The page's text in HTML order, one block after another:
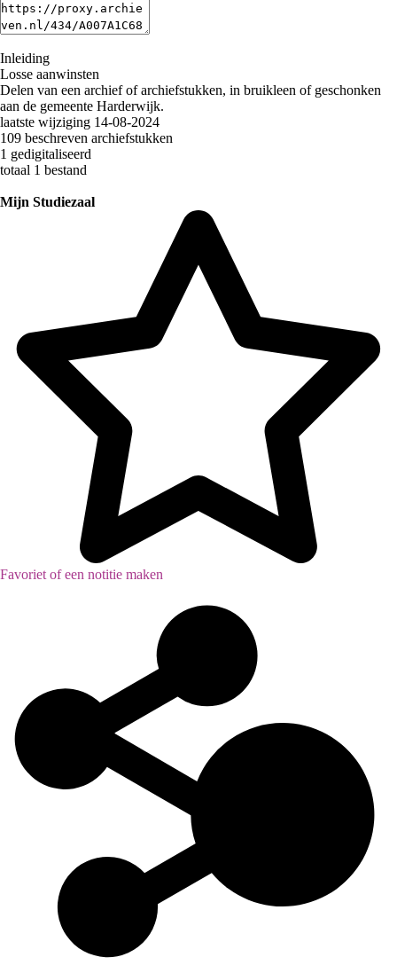
Inleiding
Losse aanwinsten
Delen van een archief of archiefstukken, in bruikleen of geschonken
aan de gemeente Harderwijk.
laatste wijziging 14-08-2024
109 beschreven archiefstukken
1 gedigitaliseerd
totaal 1 bestand
Mijn Studiezaal
Favoriet of een notitie maken